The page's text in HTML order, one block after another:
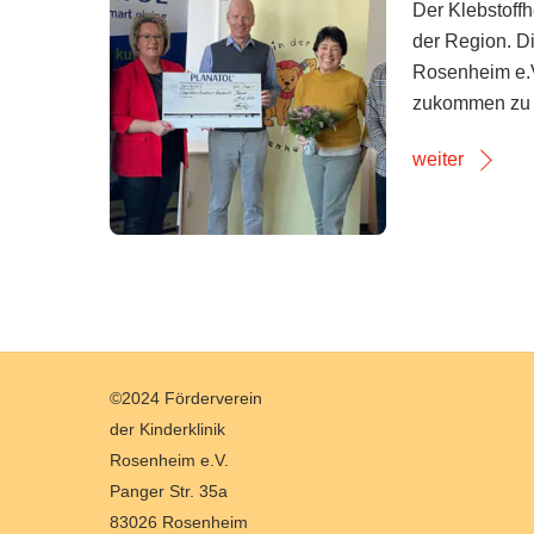
Der
der Region.
Rosenheim
zukommen
weiter
To
Top
©2024 Förderverein
der Kinderklinik
Rosenheim e.V.
Panger Str. 35a
83026 Rosenheim